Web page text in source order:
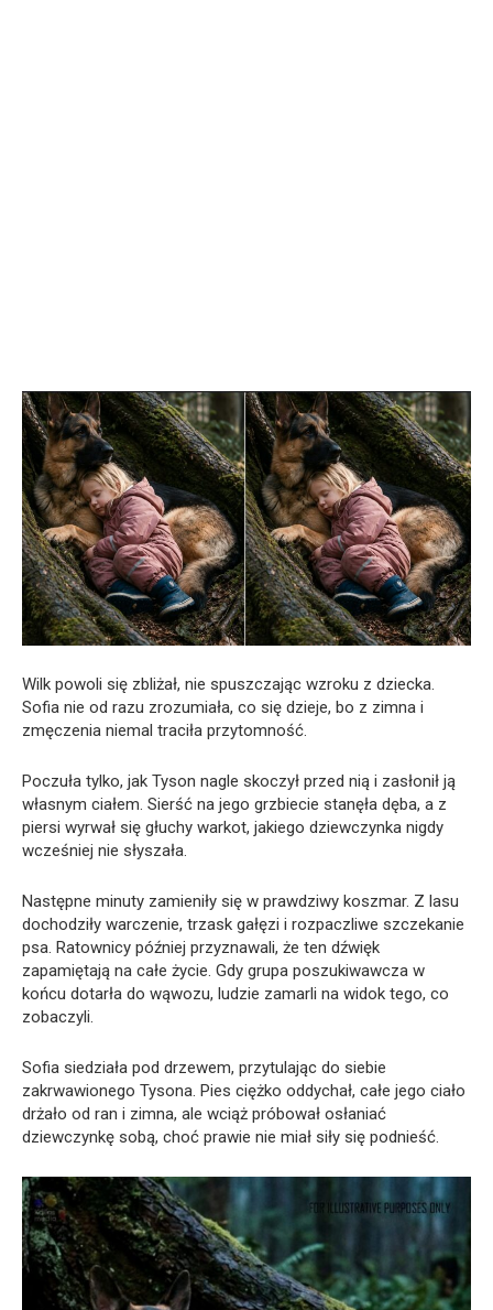
Wilk powoli się zbliżał, nie spuszczając wzroku z dziecka.
Sofia nie od razu zrozumiała, co się dzieje, bo z zimna i
zmęczenia niemal traciła przytomność.
Poczuła tylko, jak Tyson nagle skoczył przed nią i zasłonił ją
własnym ciałem. Sierść na jego grzbiecie stanęła dęba, a z
piersi wyrwał się głuchy warkot, jakiego dziewczynka nigdy
wcześniej nie słyszała.
Następne minuty zamieniły się w prawdziwy koszmar. Z lasu
dochodziły warczenie, trzask gałęzi i rozpaczliwe szczekanie
psa. Ratownicy później przyznawali, że ten dźwięk
zapamiętają na całe życie. Gdy grupa poszukiwawcza w
końcu dotarła do wąwozu, ludzie zamarli na widok tego, co
zobaczyli.
Sofia siedziała pod drzewem, przytulając do siebie
zakrwawionego Tysona. Pies ciężko oddychał, całe jego ciało
drżało od ran i zimna, ale wciąż próbował osłaniać
dziewczynkę sobą, choć prawie nie miał siły się podnieść.